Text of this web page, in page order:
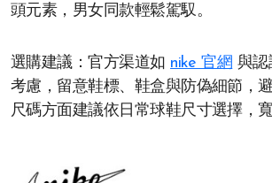
頭元素，男女同款輕鬆駕馭。
選購建議：官方渠道如 nike 官網 與認
考慮，留意鞋標、鞋盒與防偽細節，
尺碼方面建議依日常球鞋尺寸選擇，